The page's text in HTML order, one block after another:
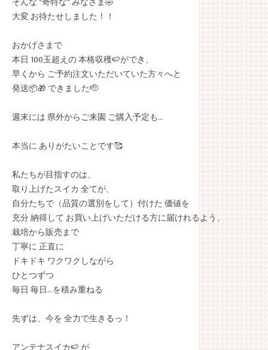
大変 お待たせしました！！
おかげさまで
本日 100玉超えの 本格収穫🍉ができ、
早くから ご予約注文いただいていた方々へと
発送📦🎁 できました🫡
週末には 県外からご来園 ご購入予定も…
本当に ありがたいことです🥰
私たちが目指すのは、
取り上げたスイカ 全てが、
自分たちで（品質の選別をして）付けた 価値を
充分 納得して お買い上げいただける方に届けれるよう、
栽培から販売まで
丁寧に 正直に
ドキドキ ワクワクしながら
ひとつずつ
毎日 毎日…を積み重ねる
先ずは、今を 全力で生きるっ！